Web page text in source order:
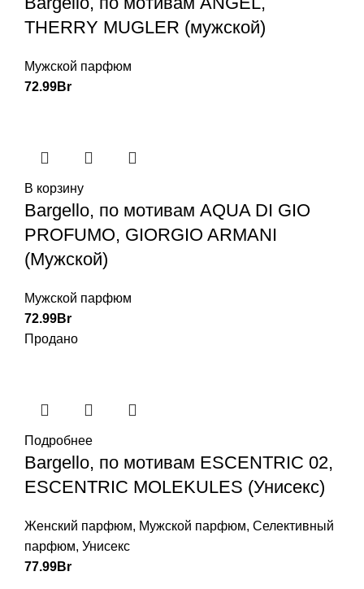
THERRY MUGLER (мужской)
Мужской парфюм
72.99Br
В корзину
Bargello, по мотивам AQUA DI GIO
PROFUMO, GIORGIO ARMANI
(Мужской)
Мужской парфюм
72.99Br
Продано
Подробнее
Bargello, по мотивам ESCENTRIC 02,
ESCENTRIC MOLEKULES (Унисекс)
Женский парфюм, Мужской парфюм, Селективный
парфюм, Унисекс
77.99Br